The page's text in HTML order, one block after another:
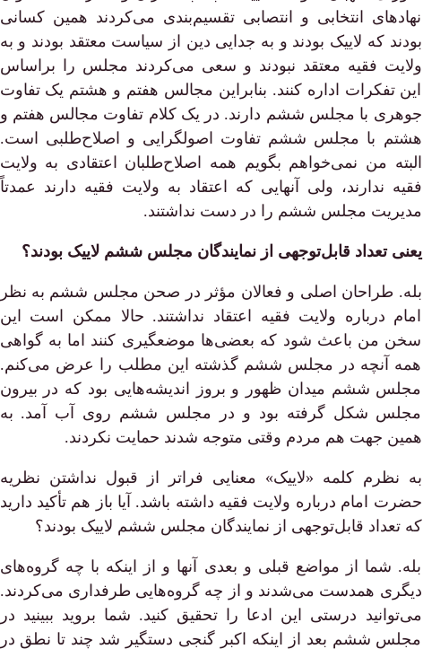
نهادهای انتخابی و انتصابی تقسیم‌بندی می‌کردند همین کسانی
بودند که لاییک بودند و به جدایی دین از سیاست معتقد بودند و به
ولایت فقیه معتقد نبودند و سعی می‌کردند مجلس را براساس
این تفکرات اداره کنند. بنابراین مجالس هفتم و هشتم یک تفاوت
جوهری با مجلس ششم دارند. در یک کلام تفاوت مجالس هفتم و
هشتم با مجلس ششم تفاوت اصولگرایی و اصلاح‌طلبی است.
البته من نمی‌خواهم بگویم همه اصلاح‌طلبان اعتقادی به ولایت
فقیه ندارند، ولی آنهایی که اعتقاد به ولایت فقیه دارند عمدتاً
مدیریت مجلس ششم را در دست نداشتند.
یعنی تعداد قابل‌توجهی از نمایندگان مجلس ششم لاییک بودند؟
بله. طراحان اصلی و فعالان مؤثر در صحن مجلس ششم به نظر
امام درباره ولایت فقیه اعتقاد نداشتند. حالا ممکن است این
سخن من باعث شود که بعضی‌ها موضعگیری کنند اما به گواهی
همه آنچه در مجلس ششم گذشته این مطلب را عرض می‌کنم.
مجلس ششم میدان ظهور و بروز اندیشه‌هایی بود که در بیرون
مجلس شکل گرفته بود و در مجلس ششم روی آب آمد. به
همین جهت هم مردم وقتی متوجه شدند حمایت نکردند.
به نظرم کلمه «لاییک» معنایی فراتر از قبول نداشتن نظریه
حضرت امام درباره ولایت فقیه داشته باشد. آیا باز هم تأکید دارید
که تعداد قابل‌توجهی از نمایندگان مجلس ششم لاییک بودند؟
بله. شما از مواضع قبلی و بعدی آنها و از اینکه با چه گروه‌های
دیگری همدست می‌شدند و از چه گروه‌هایی طرفداری می‌کردند.
می‌توانید درستی این ادعا را تحقیق کنید. شما بروید ببینید در
مجلس ششم بعد از اینکه اکبر گنجی دستگیر شد چند تا نطق در